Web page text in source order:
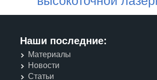
Наши последние:
Материалы
Новости
Статьи